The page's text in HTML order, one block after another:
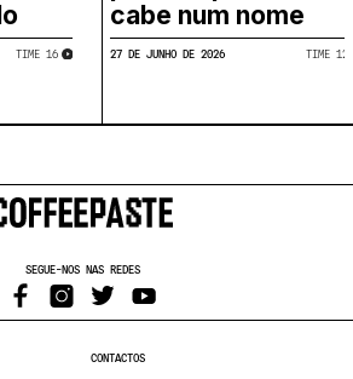
TIME​ 16
cabe num nome
27 DE JUNHO DE 2026 TIME​ 12
SEGUE-NOS NAS REDES
CONTACTOS